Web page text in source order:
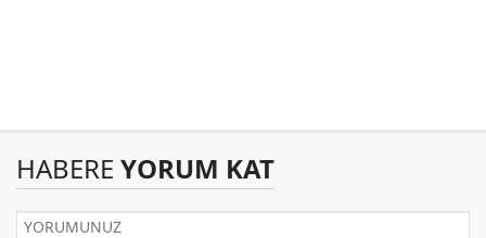
HABERE YORUM KAT